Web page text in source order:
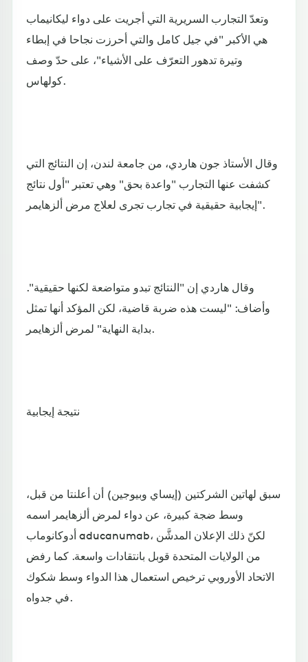
وتعدّ التجارب السريرية التي أجريت على دواء ليكانيماب
هي الأكبر "في جيل كامل والتي أحرزت نجاحا في إبطاء
وتيرة تدهور التعرّف على الأشياء"، على حدّ وصف
كولهاس.
وقال الأستاذ جون هاردي، من جامعة لندن، إن النتائج التي
كشفت عنها التجارب "واعدة بحق" وهي تعتبر "أول نتائج
إيجابية حقيقية في تجارب تجرى لعلاج مرض ألزهايمر".
وقال هاردي إن "النتائج تبدو متواضعة لكنها حقيقية".
وأضاف: "ليست هذه ضربة قاضية، لكن المؤكد أنها تمثل
بداية النهاية" لمرض ألزهايمر.
نتيجة إيجابية
سبق لهاتين الشركتين (إيساي وبيوجين) أن أعلنتا من قبل،
وسط ضجة كبيرة، عن دواء لمرض ألزهايمر اسمه
أدوكانوماب aducanumab، لكنّ ذلك الإعلان المدشَّن
من الولايات المتحدة قوبل بانتقادات واسعة. كما رفض
الاتحاد الأوروبي ترخيص استعمال هذا الدواء وسط شكوك
في جدواه.